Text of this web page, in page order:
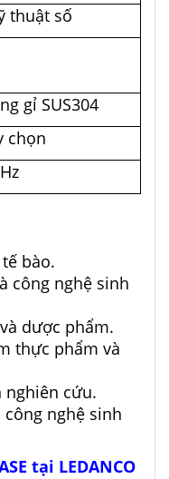
thuật số
gỉ SUS304
chọn
bào.
công nghệ sinh
dược phẩm.
thực phẩm và
nghiên cứu.
nghệ sinh
tại LEDANCO